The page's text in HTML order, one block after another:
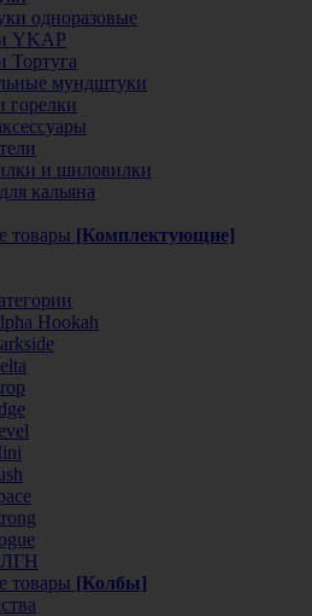
одноразовые
YKAP
Тортуга
мундштуки
горелки
и шиловилки
кальяна
товары [Комплектующие]
Hookah
товары [Колбы]